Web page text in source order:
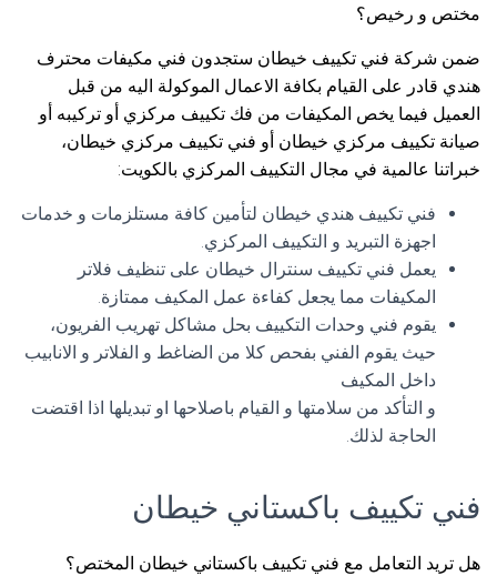
مختص و رخيص؟
ضمن شركة فني تكييف خيطان ستجدون فني مكيفات محترف
هندي قادر على القيام بكافة الاعمال الموكولة اليه من قبل
العميل فيما يخص المكيفات من فك تكييف مركزي أو تركيبه أو
صيانة تكييف مركزي خيطان أو فني تكييف مركزي خيطان،
خبراتنا عالمية في مجال التكييف المركزي بالكويت:
فني تكييف هندي خيطان لتأمين كافة مستلزمات و خدمات
اجهزة التبريد و التكييف المركزي.
يعمل فني تكييف سنترال خيطان على تنظيف فلاتر
المكيفات مما يجعل كفاءة عمل المكيف ممتازة.
يقوم فني وحدات التكييف بحل مشاكل تهريب الفريون،
حيث يقوم الفني بفحص كلا من الضاغط و الفلاتر و الانابيب
داخل المكيف
و التأكد من سلامتها و القيام باصلاحها او تبديلها اذا اقتضت
الحاجة لذلك.
فني تكييف باكستاني خيطان
هل تريد التعامل مع فني تكييف باكستاني خيطان المختص؟